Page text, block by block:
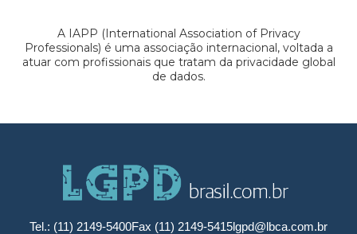
A IAPP (International Association of Privacy
Professionals) é uma associação internacional, voltada a
atuar com profissionais que tratam da privacidade global
de dados.
Tel.: (11) 2149-5400Fax (11) 2149-5415lgpd@lbca.com.br